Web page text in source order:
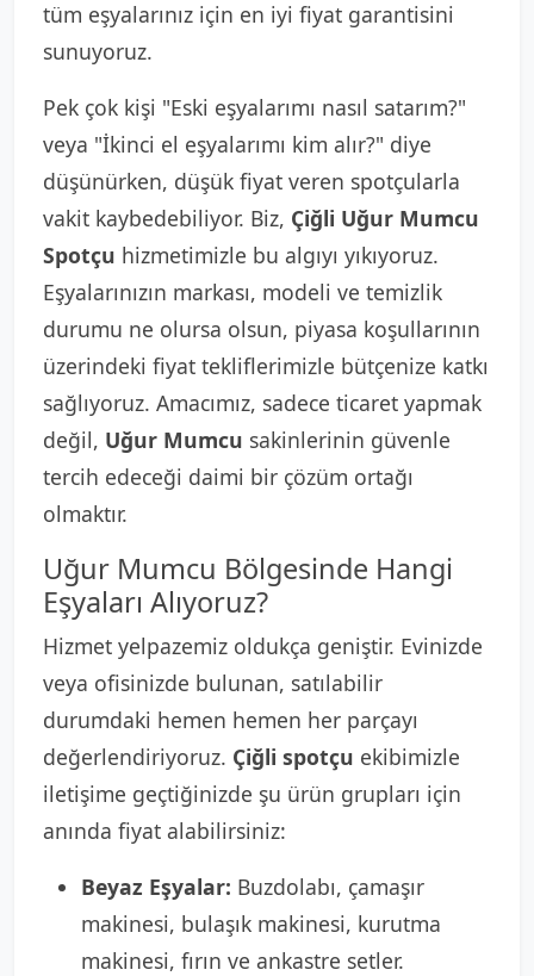
tüm eşyalarınız için en iyi fiyat garantisini
sunuyoruz.
Pek çok kişi "Eski eşyalarımı nasıl satarım?"
veya "İkinci el eşyalarımı kim alır?" diye
düşünürken, düşük fiyat veren spotçularla
vakit kaybedebiliyor. Biz, Çiğli Uğur Mumcu
Spotçu hizmetimizle bu algıyı yıkıyoruz.
Eşyalarınızın markası, modeli ve temizlik
durumu ne olursa olsun, piyasa koşullarının
üzerindeki fiyat tekliflerimizle bütçenize katkı
sağlıyoruz. Amacımız, sadece ticaret yapmak
değil, Uğur Mumcu sakinlerinin güvenle
tercih edeceği daimi bir çözüm ortağı
olmaktır.
Uğur Mumcu Bölgesinde Hangi
Eşyaları Alıyoruz?
Hizmet yelpazemiz oldukça geniştir. Evinizde
veya ofisinizde bulunan, satılabilir
durumdaki hemen hemen her parçayı
değerlendiriyoruz. Çiğli spotçu ekibimizle
iletişime geçtiğinizde şu ürün grupları için
anında fiyat alabilirsiniz:
Beyaz Eşyalar: Buzdolabı, çamaşır
makinesi, bulaşık makinesi, kurutma
makinesi, fırın ve ankastre setler.